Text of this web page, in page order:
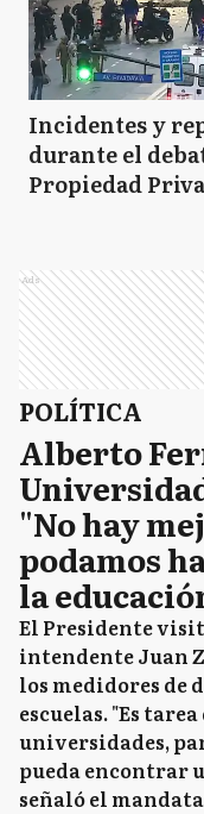
Incidentes y
durante el
Propiedad
Ads
POLÍTICA
Alberto
"No hay
podamos
la
El Presidente
intendente Juan
los medidores de
escuelas. "Es
universidades,
pueda encontrar
señaló el